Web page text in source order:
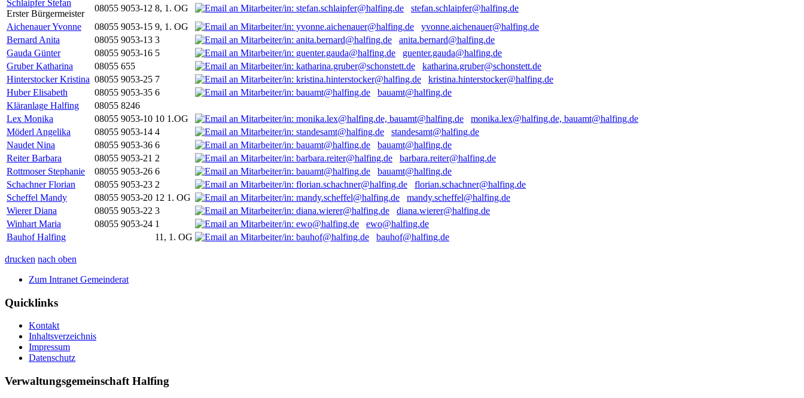
Schlaipfer Stefan
Erster Bürgermeister
08055 9053-12 8, 1. OG
stefan.schlaipfer@halfing.de
Aichenauer Yvonne
08055 9053-15 9, 1. OG
yvonne.aichenauer@halfing.de
Bernard Anita
08055 9053-13 3
anita.bernard@halfing.de
Gauda Günter
08055 9053-16 5
guenter.gauda@halfing.de
Gruber Katharina
08055 655
katharina.gruber@schonstett.de
Hinterstocker Kristina 08055 9053-25 7
kristina.hinterstocker@halfing.de
Huber Elisabeth
08055 9053-35 6
bauamt@halfing.de
Kläranlage Halfing
08055 8246
Lex Monika
08055 9053-10 10 1.OG
monika.lex@halfing.de, bauamt@halfing.de
Möderl Angelika
08055 9053-14 4
standesamt@halfing.de
Naudet Nina
08055 9053-36 6
bauamt@halfing.de
Reiter Barbara
08055 9053-21 2
barbara.reiter@halfing.de
Rottmoser Stephanie
08055 9053-26 6
bauamt@halfing.de
Schachner Florian
08055 9053-23 2
florian.schachner@halfing.de
Scheffel Mandy
08055 9053-20 12 1. OG
mandy.scheffel@halfing.de
Wierer Diana
08055 9053-22 3
diana.wierer@halfing.de
Winhart Maria
08055 9053-24 1
ewo@halfing.de
Bauhof Halfing
11, 1. OG bauhof@halfing.de
drucken nach oben
Zum Intranet Gemeinderat
Quicklinks
Kontakt
Inhaltsverzeichnis
Impressum
Datenschutz
Verwaltungsgemeinschaft Halfing